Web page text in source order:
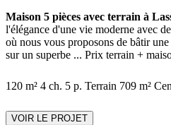
Maison 5 pièces avec terrain à
l'élégance d'une vie moderne avec
où nous vous proposons de bâtir
sur un superbe ... Prix terrain +
120 m² 4 ch. 5 p. Terrain 709 m²
VOIR LE PROJET